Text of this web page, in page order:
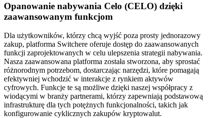
Opanowanie nabywania Celo (CELO) dzięki
zaawansowanym funkcjom
Dla użytkowników, którzy chcą wyjść poza prosty jednorazowy
zakup, platforma Switchere oferuje dostęp do zaawansowanych
funkcji zaprojektowanych w celu ulepszenia strategii nabywania.
Nasza zaawansowana platforma została stworzona, aby sprostać
różnorodnym potrzebom, dostarczając narzędzi, które pomagają
efektywniej wchodzić w interakcje z rynkiem aktywów
cyfrowych. Funkcje te są możliwe dzięki naszej współpracy z
wiodącymi w branży partnerami, którzy zapewniają podstawową
infrastrukturę dla tych potężnych funkcjonalności, takich jak
konfigurowanie cyklicznych zakupów kryptowalut.